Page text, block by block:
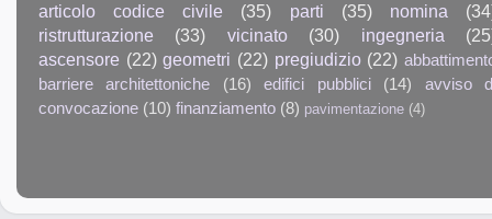
articolo codice civile
(35) parti (35) nomina
ristrutturazione
(33) vicinato (30) ingegneria
ascensore (22) geometri (22) pregiudizio (22)
barriere architettoniche
(16) edifici pubblici (14)
avviso
convocazione (10) finanziamento (8) pavimentazione (4)